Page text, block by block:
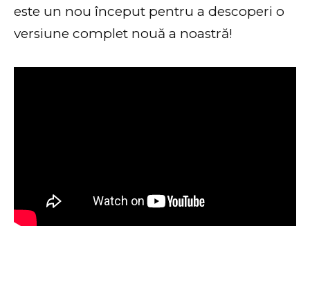
este un nou început pentru a descoperi o
versiune complet nouă a noastră!